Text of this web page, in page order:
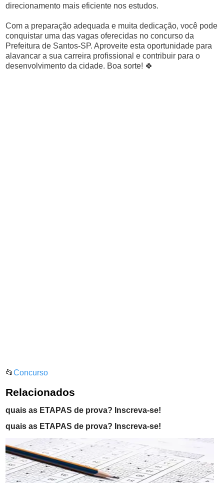
direcionamento mais eficiente nos estudos.
Com a preparação adequada e muita dedicação, você pode
conquistar uma das vagas oferecidas no concurso da
Prefeitura de Santos-SP. Aproveite esta oportunidade para
alavancar a sua carreira profissional e contribuir para o
desenvolvimento da cidade. Boa sorte! 🍀
📂Concurso
Relacionados
quais as ETAPAS de prova? Inscreva-se!
quais as ETAPAS de prova? Inscreva-se!